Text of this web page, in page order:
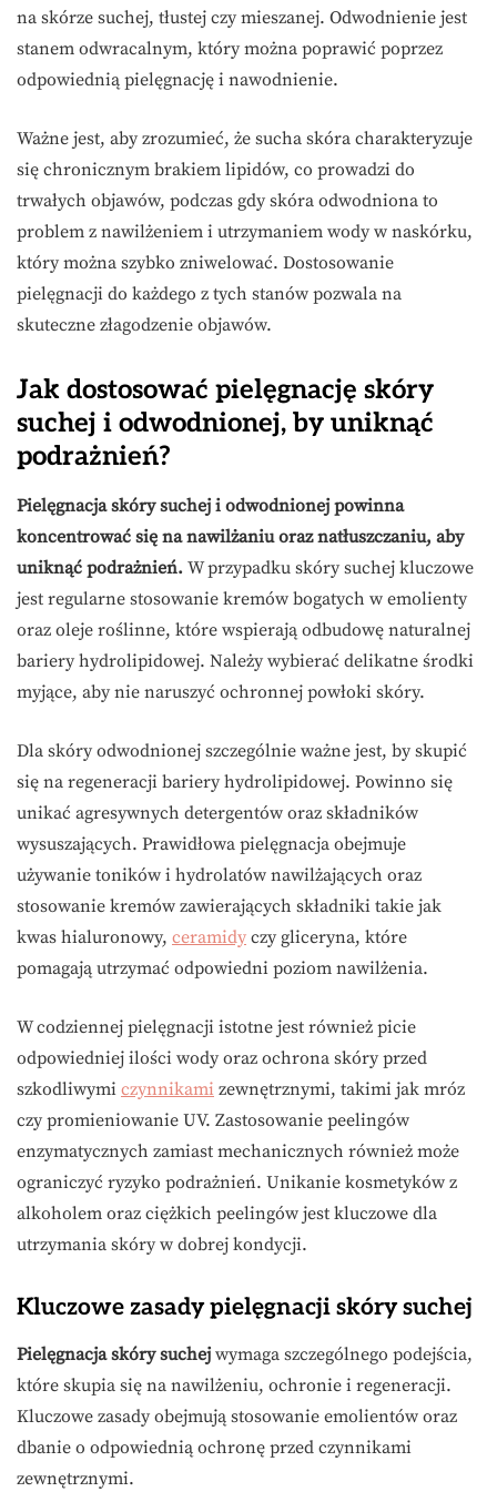
na skórze suchej, tłustej czy mieszanej. Odwodnienie jest
stanem odwracalnym, który można poprawić poprzez
odpowiednią pielęgnację i nawodnienie.
Ważne jest, aby zrozumieć, że sucha skóra charakteryzuje
się chronicznym brakiem lipidów, co prowadzi do
trwałych objawów, podczas gdy skóra odwodniona to
problem z nawilżeniem i utrzymaniem wody w naskórku,
który można szybko zniwelować. Dostosowanie
pielęgnacji do każdego z tych stanów pozwala na
skuteczne złagodzenie objawów.
Jak dostosować pielęgnację skóry
suchej i odwodnionej, by uniknąć
podrażnień?
Pielęgnacja skóry suchej i odwodnionej powinna
koncentrować się na nawilżaniu oraz natłuszczaniu, aby
uniknąć podrażnień. W przypadku skóry suchej kluczowe
jest regularne stosowanie kremów bogatych w emolienty
oraz oleje roślinne, które wspierają odbudowę naturalnej
bariery hydrolipidowej. Należy wybierać delikatne środki
myjące, aby nie naruszyć ochronnej powłoki skóry.
Dla skóry odwodnionej szczególnie ważne jest, by skupić
się na regeneracji bariery hydrolipidowej. Powinno się
unikać agresywnych detergentów oraz składników
wysuszających. Prawidłowa pielęgnacja obejmuje
używanie toników i hydrolatów nawilżających oraz
stosowanie kremów zawierających składniki takie jak
kwas hialuronowy, ceramidy czy gliceryna, które
pomagają utrzymać odpowiedni poziom nawilżenia.
W codziennej pielęgnacji istotne jest również picie
odpowiedniej ilości wody oraz ochrona skóry przed
szkodliwymi czynnikami zewnętrznymi, takimi jak mróz
czy promieniowanie UV. Zastosowanie peelingów
enzymatycznych zamiast mechanicznych również może
ograniczyć ryzyko podrażnień. Unikanie kosmetyków z
alkoholem oraz ciężkich peelingów jest kluczowe dla
utrzymania skóry w dobrej kondycji.
Kluczowe zasady pielęgnacji skóry suchej
Pielęgnacja skóry suchej wymaga szczególnego podejścia,
które skupia się na nawilżeniu, ochronie i regeneracji.
Kluczowe zasady obejmują stosowanie emolientów oraz
dbanie o odpowiednią ochronę przed czynnikami
zewnętrznymi.